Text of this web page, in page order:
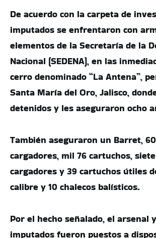
De acuerdo con la carpeta de
imputados se enfrentaron con
elementos de la Secretaría de la
Nacional (SEDENA), en las
cerro denominado “La Antena”,
Santa María del Oro, Jalisco,
detenidos y les aseguraron ocho
También aseguraron un Barret, 60
cargadores, mil 76 cartuchos, siete
cargadores y 39 cartuchos útiles
calibre y 10 chalecos balísticos.
Por el hecho señalado, el arsenal
imputados fueron puestos a